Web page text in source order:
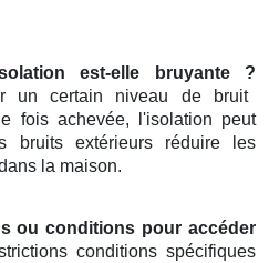
est-elle bruyante ?
un certain niveau de bruit
fois achevée, l'isolation peut
bruits extérieurs réduire les
la maison.
ou conditions pour accéder
conditions spécifiques